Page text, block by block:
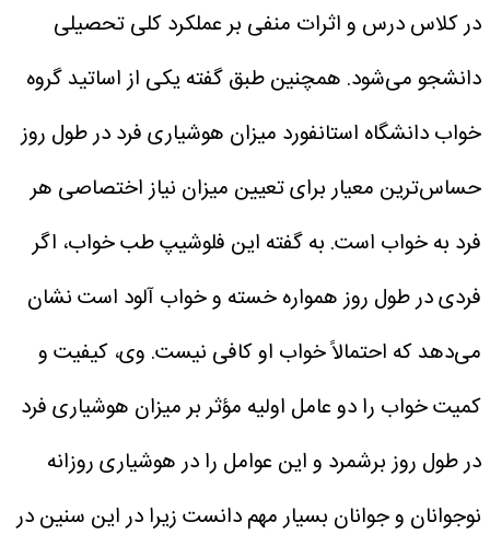
در کلاس درس و اثرات منفی بر عملکرد کلی تحصیلی
دانشجو می‌شود. همچنین طبق گفته یکی از اساتید گروه
خواب دانشگاه استانفورد میزان هوشیاری فرد در طول روز
حساس‌ترین معیار برای تعیین میزان نیاز اختصاصی هر
فرد به خواب است. به گفته این فلوشیپ طب خواب، اگر
فردی در طول روز همواره خسته و خواب آلود است نشان
می‌دهد که احتمالاً خواب او کافی نیست. وی، کیفیت و
کمیت خواب را دو عامل اولیه مؤثر بر میزان هوشیاری فرد
در طول روز برشمرد و این عوامل را در هوشیاری روزانه
نوجوانان و جوانان بسیار مهم دانست زیرا در این سنین در